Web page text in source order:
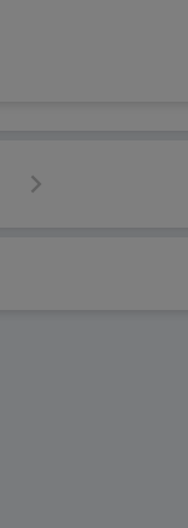
Następna strona